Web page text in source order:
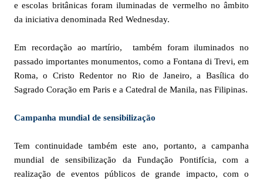
e escolas britânicas foram iluminadas de vermelho no âmbito
da iniciativa denominada Red Wednesday.
Em recordação ao martírio, também foram iluminados no
passado importantes monumentos, como a Fontana di Trevi, em
Roma, o Cristo Redentor no Rio de Janeiro, a Basílica do
Sagrado Coração em Paris e a Catedral de Manila, nas Filipinas.
Campanha mundial de sensibilização
Tem continuidade também este ano, portanto, a campanha
mundial de sensibilização da Fundação Pontifícia, com a
realização de eventos públicos de grande impacto, com o